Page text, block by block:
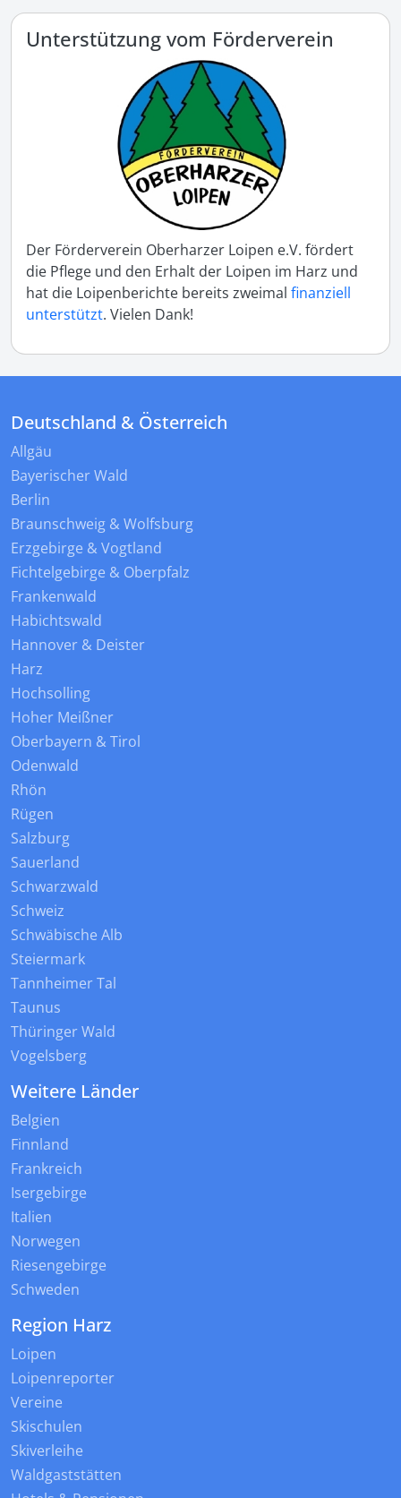
Unterstützung vom Förderverein
Der Förderverein Oberharzer Loipen e.V. fördert
die Pflege und den Erhalt der Loipen im Harz und
hat die Loipenberichte bereits zweimal finanziell
unterstützt. Vielen Dank!
Deutschland & Österreich
Allgäu
Bayerischer Wald
Berlin
Braunschweig & Wolfsburg
Erzgebirge & Vogtland
Fichtelgebirge & Oberpfalz
Frankenwald
Habichtswald
Hannover & Deister
Harz
Hochsolling
Hoher Meißner
Oberbayern & Tirol
Odenwald
Rhön
Rügen
Salzburg
Sauerland
Schwarzwald
Schweiz
Schwäbische Alb
Steiermark
Tannheimer Tal
Taunus
Thüringer Wald
Vogelsberg
Weitere Länder
Belgien
Finnland
Frankreich
Isergebirge
Italien
Norwegen
Riesengebirge
Schweden
Region Harz
Loipen
Loipenreporter
Vereine
Skischulen
Skiverleihe
Waldgaststätten